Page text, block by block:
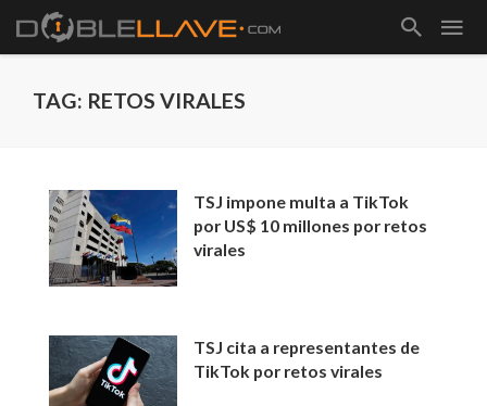
TAG: RETOS VIRALES
TSJ impone multa a TikTok
por US$ 10 millones por retos
virales
TSJ cita a representantes de
TikTok por retos virales